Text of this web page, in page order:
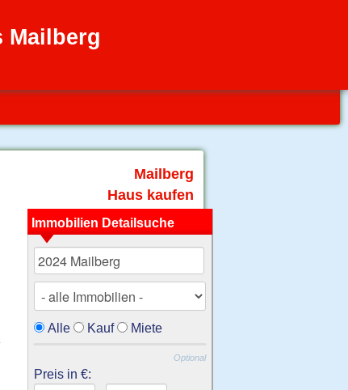
Mailberg
Mailberg
Haus kaufen
Immobilien Detailsuche
Alle Kauf Miete
Optional
Preis in €: